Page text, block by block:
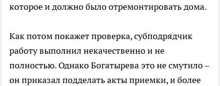
которое и должно было отремонтировать дома.
Как потом покажет проверка, субподрядчик
работу выполнил некачественно и не
полностью. Однако Богатырева это не смутило –
он приказал подделать акты приемки, и более